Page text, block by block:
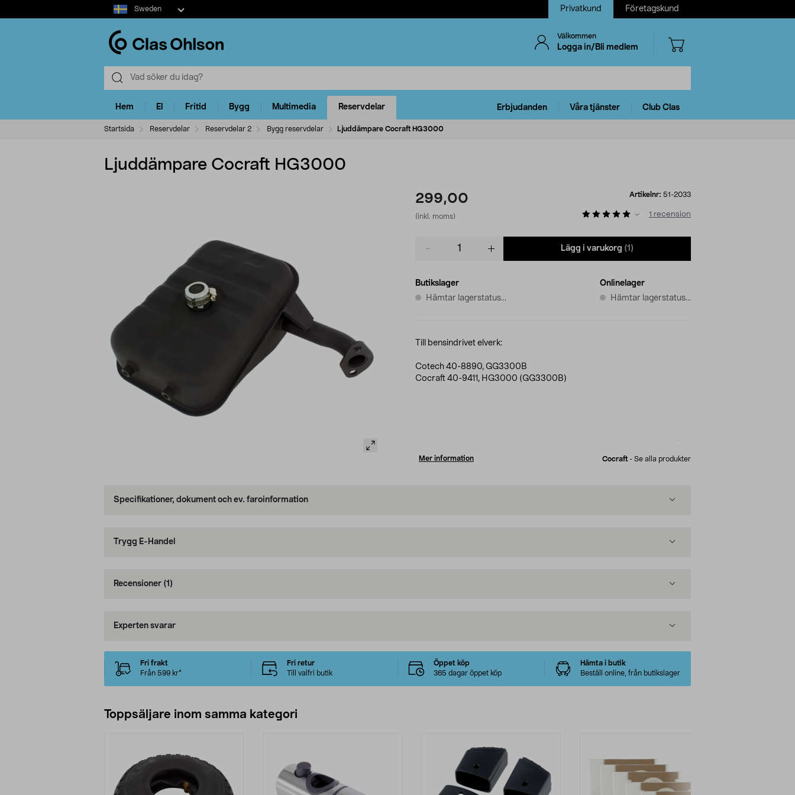
Select
market
Sweden Privatkund Företagskund
Välkommen
Logga in/Bli medlem
Hem El Fritid Bygg Multimedia Reservdelar Erbjudanden Våra tjänster Club Clas
Startsida Reservdelar Reservdelar 2 Bygg reservdelar Ljuddämpare Cocraft HG3000
Ljuddämpare Cocraft HG3000
299,00
(inkl. moms)
Artikelnr: 51-2033
1 recension
Lägg i varukorg (1)
Butikslager
Hämtar lagerstatus...
Onlinelager
Hämtar lagerstatus...
Till bensindrivet elverk:
Cotech 40-8890, GG3300B
Cocraft 40-9411, HG3000 (GG3300B)
Mer information Cocraft - Se alla produkter
Specifikationer, dokument och ev. faroinformation
Trygg E-Handel
Recensioner (1)
Experten svarar
Fri frakt
Från 599 kr*
Fri retur
Till valfri butik
Öppet köp
365 dagar öppet köp
Hämta i butik
Beställ online, från butikslager
Toppsäljare inom samma kategori